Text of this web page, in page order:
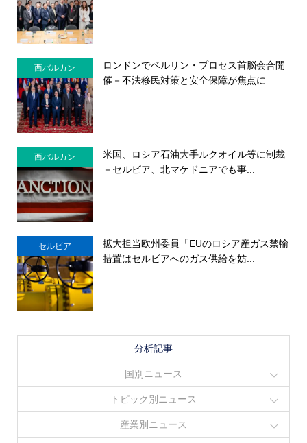
西バルカン
ロンドンでベルリン・プロセス首脳会合開
催－不法移民対策と安全保障が焦点に
西バルカン
米国、ロシア石油大手ルクオイル等に制裁
－セルビア、北マケドニアでも事...
セルビア
拡大担当欧州委員「EUのロシア産ガス禁輸
措置はセルビアへのガス供給を妨...
分析記事
国別ニュース
トピック別ニュース
産業別ニュース